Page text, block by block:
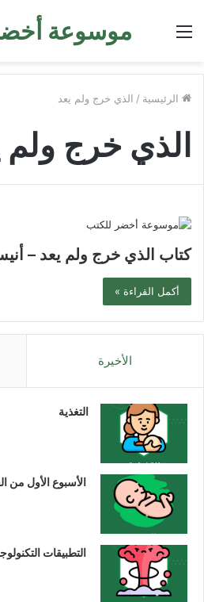
موسوعة القائمة
الرئيسية / الذي خرج ولم يعد
الذي خرج ولم
كتاب الذي خرج ولم يعد –
أكمل القراءة »
الأخيرة
التغذية
الأسبوع الأول من
التطبيقات